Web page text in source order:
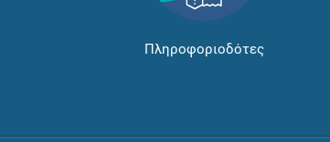
Πληροφοριοδότες